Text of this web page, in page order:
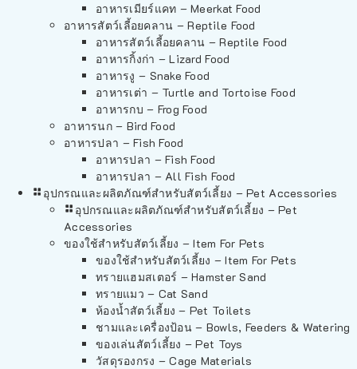
อาหารเมียร์แคท – Meerkat Food
อาหารสัตว์เลี้อยคลาน – Reptile Food
อาหารสัตว์เลี้อยคลาน – Reptile Food
อาหารกิ้งก่า – Lizard Food
อาหารงู – Snake Food
อาหารเต่า – Turtle and Tortoise Food
อาหารกบ – Frog Food
อาหารนก – Bird Food
อาหารปลา – Fish Food
อาหารปลา – Fish Food
อาหารปลา – All Fish Food
อุปกรณและผลิตภัณฑ์สำหรับสัตว์เลี้ยง – Pet Accessories
อุปกรณและผลิตภัณฑ์สำหรับสัตว์เลี้ยง – Pet
Accessories
ของใช้สำหรับสัตว์เลี้ยง – Item For Pets
ของใช้สำหรับสัตว์เลี้ยง – Item For Pets
ทรายแฮมสเตอร์ – Hamster Sand
ทรายแมว – Cat Sand
ห้องน้ำสัตว์เลี้ยง – Pet Toilets
ชามและเครื่องป้อน – Bowls, Feeders & Watering
ของเล่นสัตว์เลี้ยง – Pet Toys
วัสดุรองกรง – Cage Materials